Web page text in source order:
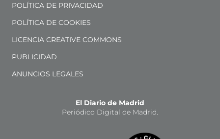
POLÍTICA DE PRIVACIDAD
POLÍTICA DE COOKIES
LICENCIA CREATIVE COMMONS
PUBLICIDAD
ANUNCIOS LEGALES
El Diario de Madrid
Periódico Digital de Madrid.